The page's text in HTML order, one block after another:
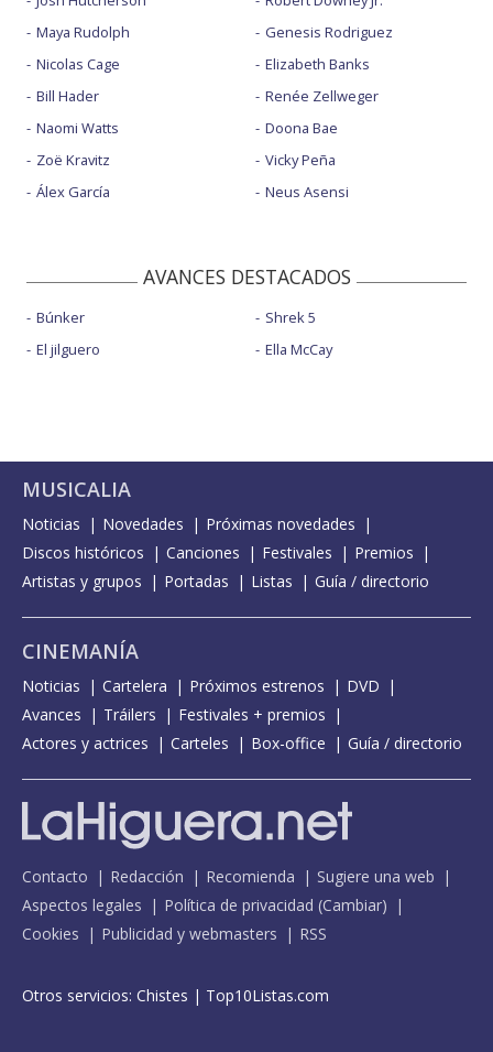
Maya Rudolph
Nicolas Cage
Bill Hader
Naomi Watts
Zoë Kravitz
Álex García
Genesis Rodriguez
Elizabeth Banks
Renée Zellweger
Doona Bae
Vicky Peña
Neus Asensi
AVANCES DESTACADOS
Búnker
El jilguero
Shrek 5
Ella McCay
MUSICALIA
Noticias Novedades
Próximas novedades
Discos históricos
Canciones Festivales
Premios
Artistas y grupos
Portadas Listas Guía / directorio
CINEMANÍA
Noticias Cartelera Próximos estrenos
DVD
Avances
Tráilers
Festivales + premios
Actores y actrices
Carteles Box-office Guía / directorio
Contacto Redacción Recomienda
Sugiere una web
Aspectos legales
Política de privacidad (Cambiar)
Cookies
Publicidad y webmasters RSS
Otros servicios: Chistes | Top10Listas.com